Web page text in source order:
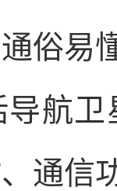
俗易
航
通信